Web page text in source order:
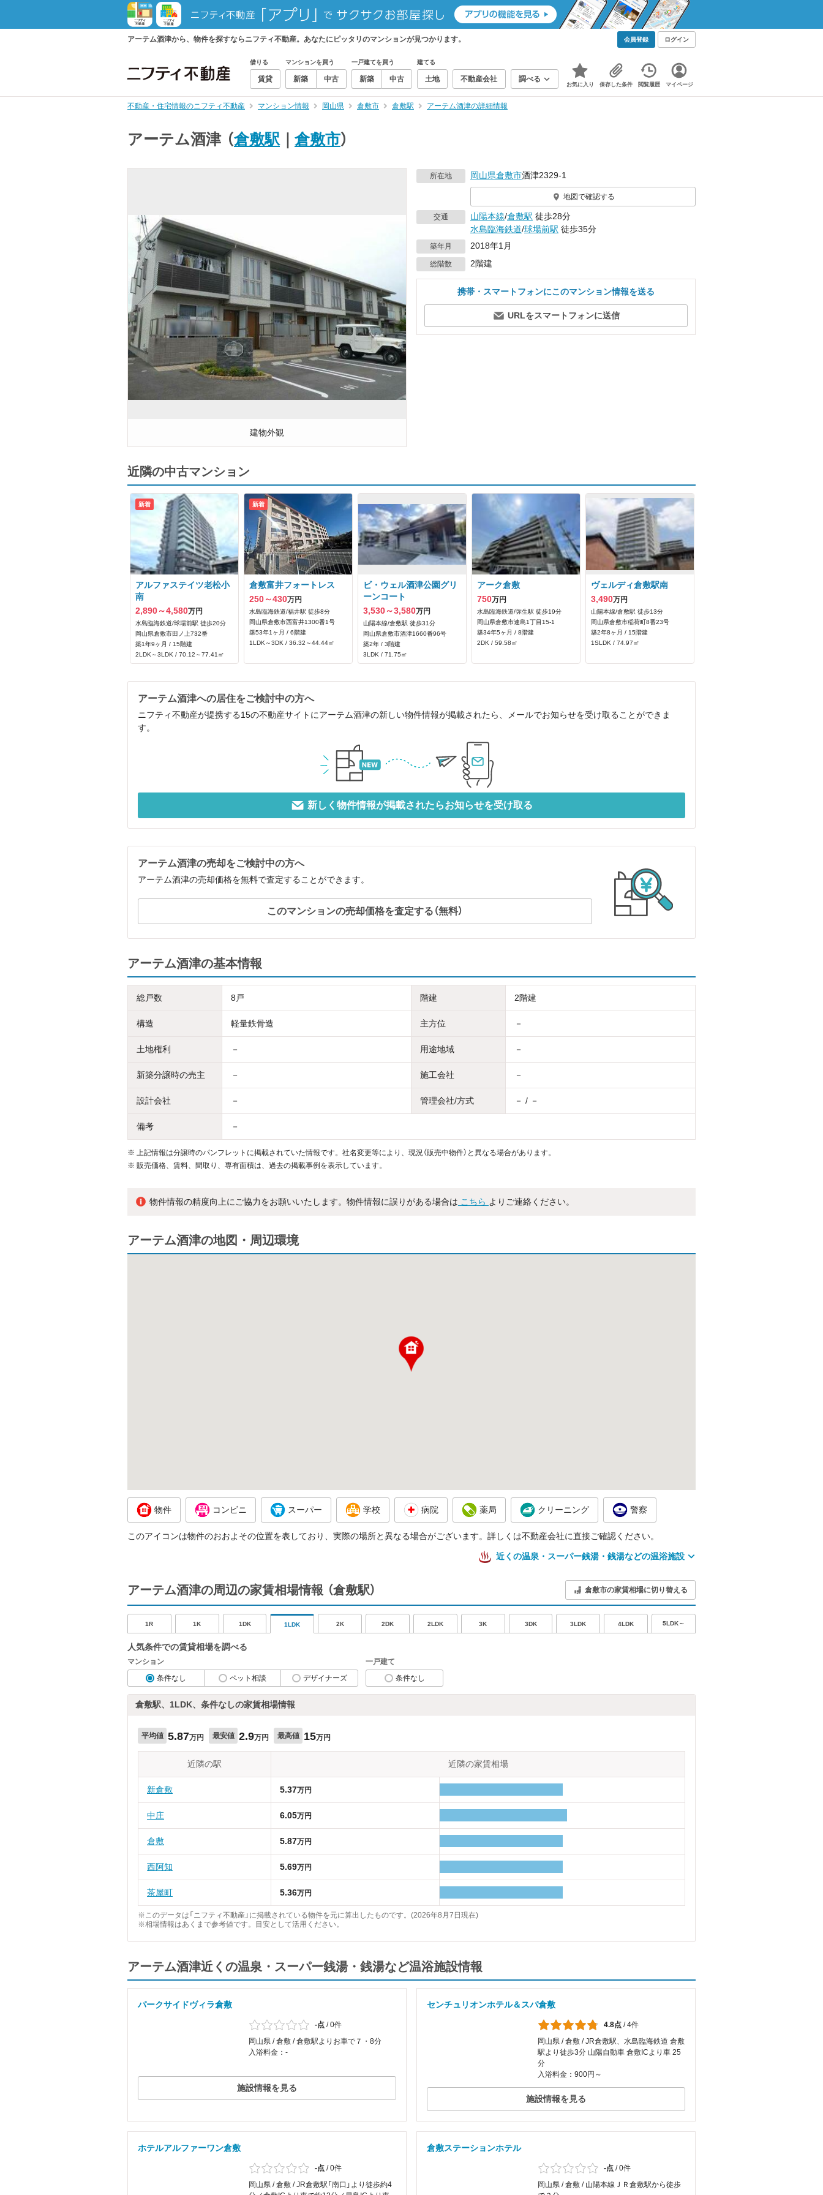
アーテム酒津から、物件を探すならニフティ不動産。あなたにピッタリのマンションが見つかります。 会員登録 ログイン
借りる
賃貸
マンションを買う
新築 中古
一戸建てを買う
新築 中古
建てる
土地 不動産会社 調べる
お気に入り 保存した条件 閲覧履歴 マイページ
不動産・住宅情報のニフティ不動産 マンション情報 岡山県 倉敷市 倉敷駅 アーテム酒津の詳細情報
アーテム酒津 （倉敷駅 倉敷市）
建物外観
所在地 岡山県倉敷市酒津2329‐1
地図で確認する
交通 山陽本線/倉敷駅 徒歩28分
水島臨海鉄道/球場前駅 徒歩35分
築年月 2018年1月
総階数 2階建
携帯・スマートフォンにこのマンション情報を送る
URLをスマートフォンに送信
近隣の中古マンション
新着
アルファステイツ老松小
南
2,890～4,580万円
水島臨海鉄道/球場前駅 徒歩20分
岡山県倉敷市田ノ上732番
築1年9ヶ月 / 15階建
2LDK～3LDK / 70.12～77.41㎡
新着
倉敷富井フォートレス
250～430万円
水島臨海鉄道/福井駅 徒歩8分
岡山県倉敷市西富井1300番1号
築53年1ヶ月 / 6階建
1LDK～3DK / 36.32～44.44㎡
ビ・ウェル酒津公園グリ
ーンコート
3,530～3,580万円
山陽本線/倉敷駅 徒歩31分
岡山県倉敷市酒津1660番96号
築2年 / 3階建
3LDK / 71.75㎡
アーク倉敷
750万円
水島臨海鉄道/弥生駅 徒歩19分
岡山県倉敷市連島1丁目15-1
築34年5ヶ月 / 8階建
2DK / 59.58㎡
ヴェルディ倉敷駅南
3,490万円
山陽本線/倉敷駅 徒歩13分
岡山県倉敷市稲荷町8番23号
築2年8ヶ月 / 15階建
1SLDK / 74.97㎡
アーテム酒津への居住をご検討中の方へ
ニフティ不動産が提携する15の不動産サイトにアーテム酒津の新しい物件情報が掲載されたら、メールでお知らせを受け取ることができま
す。
新しく物件情報が掲載されたらお知らせを受け取る
アーテム酒津の売却をご検討中の方へ
アーテム酒津の売却価格を無料で査定することができます。
このマンションの売却価格を査定する（無料）
アーテム酒津の基本情報
総戸数 8戸 階建 2階建
構造 軽量鉄骨造 主方位 －
土地権利 － 用途地域 －
新築分譲時の売主 － 施工会社 －
設計会社 － 管理会社/方式 － / －
備考 －
※
上記情報は分譲時のパンフレットに掲載されていた情報です。社名変更等により、現況（販売中物件）と異なる場合があります。
※ 販売価格、賃料、間取り、専有面積は、過去の掲載事例を表示しています。
物件情報の精度向上にご協力をお願いいたします。物件情報に誤りがある場合は こちら よりご連絡ください。
アーテム酒津の地図・周辺環境
物件 コンビニ スーパー 学校 病院 薬局 クリーニング 警察
このアイコンは物件のおおよその位置を表しており、実際の場所と異なる場合がございます。詳しくは不動産会社に直接ご確認ください。
近くの温泉・スーパー銭湯・銭湯などの温浴施設
アーテム酒津の周辺の家賃相場情報 （倉敷駅） 倉敷市の家賃相場に切り替える
1R 1K 1DK 1LDK 2K 2DK 2LDK 3K 3DK 3LDK 4LDK 5LDK～
人気条件での賃貸相場を調べる
マンション
条件なし
ペット相談 デザイナーズ
一戸建て
条件なし
倉敷駅、1LDK、条件なしの家賃相場情報
平均値 5.87万円 最安値 2.9万円 最高値 15万円
近隣の駅 近隣の家賃相場
新倉敷 5.37万円
中庄 6.05万円
倉敷 5.87万円
西阿知 5.69万円
茶屋町 5.36万円
※このデータは「ニフティ不動産」に掲載されている物件を元に算出したものです。(2026年8月7日現在)
※相場情報はあくまで参考値です。目安として活用ください。
アーテム酒津近くの温泉・スーパー銭湯・銭湯など温浴施設情報
パークサイドヴィラ倉敷
-点 /0件
岡山県 / 倉敷 / 倉敷駅よりお車で７・8分
入浴料金：-
施設情報を見る
センチュリオンホテル＆スパ倉敷
4.8点 /4件
岡山県 / 倉敷 / JR倉敷駅、水島臨海鉄道 倉敷
駅より徒歩3分 山陽自動車 倉敷ICより車 25
分
入浴料金：900円～
施設情報を見る
ホテルアルファーワン倉敷
-点 /0件
岡山県 / 倉敷 / JR倉敷駅「南口」より徒歩約4
倉敷ステーションホテル
-点 /0件
岡山県 / 倉敷 / 山陽本線ＪＲ倉敷駅から徒歩